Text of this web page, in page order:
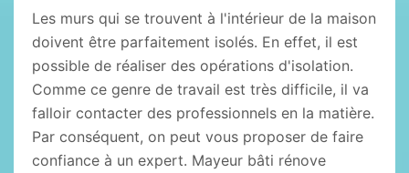
Les murs qui se trouvent à l'intérieur de la maison
doivent être parfaitement isolés. En effet, il est
possible de réaliser des opérations d'isolation.
Comme ce genre de travail est très difficile, il va
falloir contacter des professionnels en la matière.
Par conséquent, on peut vous proposer de faire
confiance à un expert. Mayeur bâti rénove